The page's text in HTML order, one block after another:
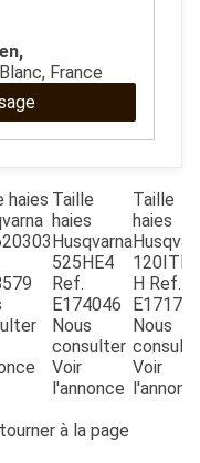
France
haies Taille
haies
Husqvarna
525HE4
Ref.
E174046
Nous
consulter
Voir
l'annonce
Taille
haies
H Ref.
Nous
Voir
à la page